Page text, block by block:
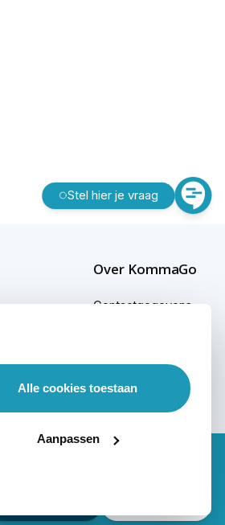
Alle cookies toestaan
Aanpassen
Stel hier je vraag
Over KommaGo
Contactgegevens
KommaGo duurzaam
Werken bij KommaGo